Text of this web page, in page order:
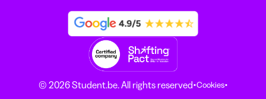
© 2026 Student.be. All rights reserved·Cookies·